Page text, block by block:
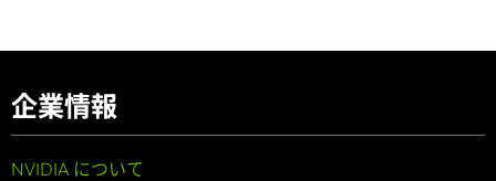
企業情報
NVIDIA について